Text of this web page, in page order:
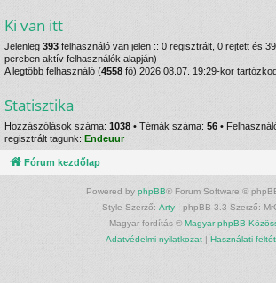
Ki van itt
Jelenleg 393 felhasználó van jelen :: 0 regisztrált, 0 rejtett és
percben aktív felhasználók alapján)
A legtöbb felhasználó (4558 fő) 2026.08.07. 19:29-kor
Statisztika
Hozzászólások száma: 1038 • Témák száma: 56 •
regisztrált tagunk: Endeuur
Fórum kezdőlap
Powered by phpBB® Forum Software ©
Style Szerző: Arty - phpBB 3.3 Szerző:
Magyar fordítás © Magyar phpBB
Adatvédelmi nyilatkozat| Használati